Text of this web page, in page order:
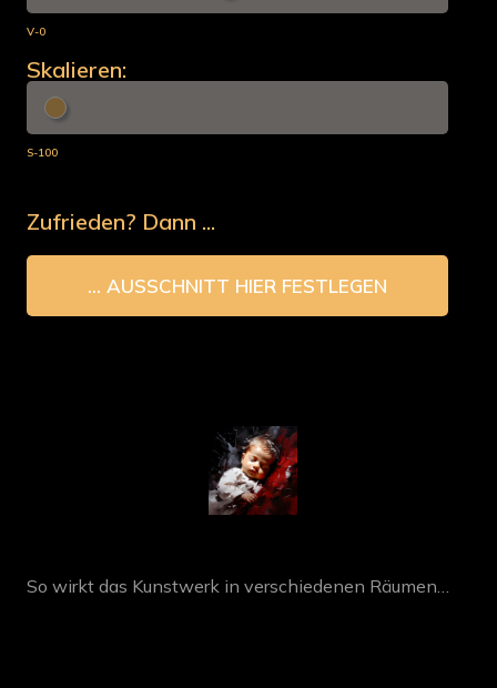
V-0
Skalieren:
S-100
Zufrieden? Dann ...
So wirkt das Kunstwerk in verschiedenen Räumen…